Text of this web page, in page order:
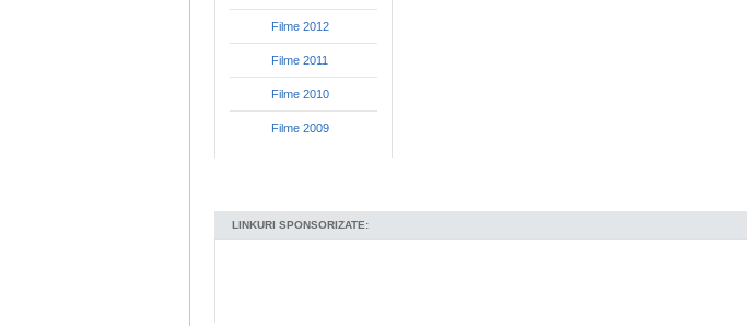
Filme 2012
Filme 2011
Filme 2010
Filme 2009
LINKURI SPONSORIZATE: